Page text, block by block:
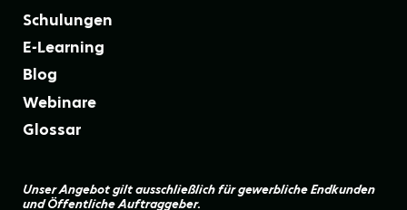
Schulungen
E-Learning
Blog
Webinare
Glossar
Unser Angebot gilt ausschließlich für gewerbliche Endkunden
und Öffentliche Auftraggeber.